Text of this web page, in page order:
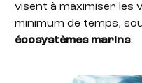
visent à maximiser les
minimum de temps,
écosystèmes marins.